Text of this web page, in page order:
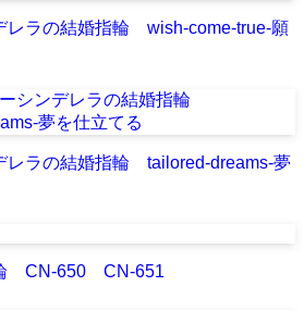
レラの結婚指輪 wish-come-true-願
レラの結婚指輪 tailored-dreams-夢
CN-650 CN-651